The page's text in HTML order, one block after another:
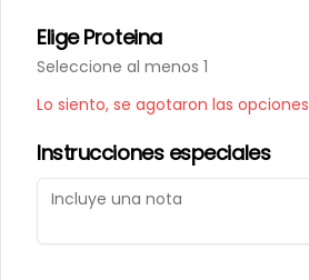
Términos y condiciones
Mi cuenta
Iniciar sesión
Elige Proteina
Seleccione al menos 1
Lo siento, se agotaron las opciones
Instrucciones especiales